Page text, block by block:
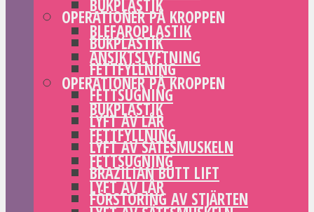
OPERATIONER PÅ KROPPEN
BUKPLASTIK
FETTFYLLNING
FETTSUGNING
LYFT AV LÅR
LYFT AV SÄTESMUSKELN
BRAZILIAN BUTT LIFT
FÖRSTORING AV STJÄRTEN
BUKPLASTIK
BLEFAROPLASTIK
ANSIKTSLYFTNING
OPERATIONER PÅ KROPPEN
BUKPLASTIK
FETTFYLLNING
FETTSUGNING
LYFT AV LÅR